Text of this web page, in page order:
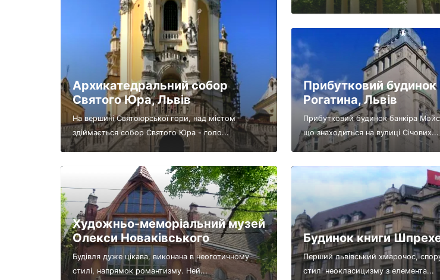
Архикатедральний собор
Святого Юра, Львів
На вершині Святоюрської гори, над містом
здіймається собор Святого Юра - голо...
Художньо-меморіальний музей
Олекси Новаківського
Будівля дуже цікава, виконана в неоготичному
стилі, напрямок романтизму. Ней...
Прибутковий
Рогатина, Львів
Прибутковий будинок банкіра
що знаходиться на вулиці Січових...
Будинок книги
Перший львівський хмарочос,
стилі неокласицизму з елемента...